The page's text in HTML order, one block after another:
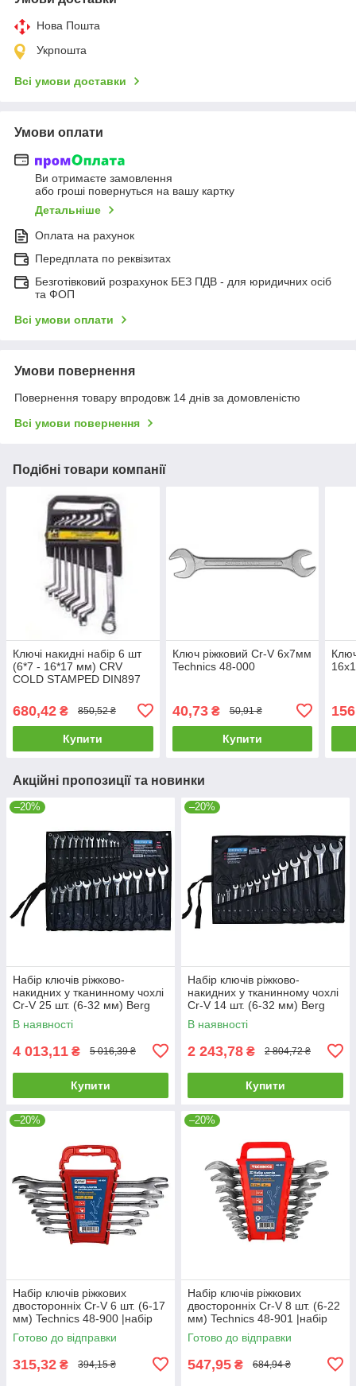
Нова Пошта
Укрпошта
Всі умови доставки
Умови оплати
Ви отримаєте замовлення
або гроші повернуться на вашу картку
Детальніше
Оплата на рахунок
Передплата по реквізитах
Безготівковий розрахунок БЕЗ ПДВ - для юридичних осіб
та ФОП
Всі умови оплати
Умови повернення
Повернення товару впродовж 14 днів за домовленістю
Всі умови повернення
Подібні товари компанії
Ключі накидні набір 6 шт
(6*7 - 16*17 мм) CRV
COLD STAMPED DIN897
680,42 ₴ 850,52 ₴
Купити
Ключ ріжковий Cr-V 6х7мм
Technics 48-000
40,73₴ 50,91 ₴
Купити
Акційні пропозиції та новинки
–20%
Набір ключів ріжково-
накидних у тканинному чохлі
Cr-V 25 шт. (6-32 мм) Berg
48-974 |набір інструментів
Набор ключей
В наявності
4 013,11 ₴ 5 016,39 ₴
Купити
–20%
Набір ключів ріжково-
накидних у тканинному чохлі
Cr-V 14 шт. (6-32 мм) Berg
48-973 |набір інструментів
Набор ключей
В наявності
2 243,78 ₴ 2 804,72 ₴
Купити
–20%
Набір ключів ріжкових
двосторонніх Cr-V 6 шт. (6-17
мм) Technics 48-900 |набір
інструментів Набор ключей
рожковых двухсторонних
Готово до відправки
315,32 ₴ 394,15 ₴
–20%
Набір ключів ріжкових
двосторонніх Cr-V 8 шт. (6-22
мм) Technics 48-901 |набір
інструментів Набор ключей
рожковых двухсторонних
Готово до відправки
547,95 ₴ 684,94 ₴